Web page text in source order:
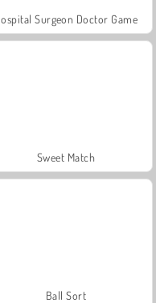
Surgeon Doctor Game
Sweet Match
Ball Sort